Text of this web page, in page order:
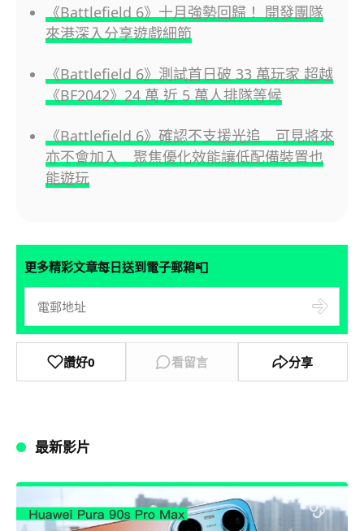
《Battlefield 6》十月強勢回歸！ 開發團隊
來港深入分享遊戲細節
《Battlefield 6》測試首日破 33 萬玩家 超越
《BF2042》24 萬 近 5 萬人排隊等候
《Battlefield 6》確認不支援光追 可見將來
亦不會加入 聚焦優化效能讓低配備裝置也
能遊玩
更多精彩文章每日送到電子郵箱📮
讚好0 看留言 分享
最新影片